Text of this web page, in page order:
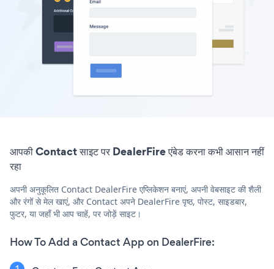
आपकी Contact साइट पर DealerFire एंबेड करना कभी आसान नहीं
रहा
अपनी अनुकूलित Contact DealerFire एप्लिकेशन बनाएं, अपनी वेबसाइट की शैली
और रंगों से मेल खाएं, और Contact अपने DealerFire पृष्ठ, पोस्ट, साइडबार,
फुटर, या जहाँ भी आप चाहें, पर जोड़ें साइट।
How To Add a Contact App on DealerFire: